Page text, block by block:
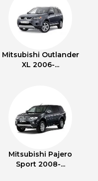
Mitsubishi Outlander
XL 2006-...
Mitsubishi Pajero
Sport 2008-...